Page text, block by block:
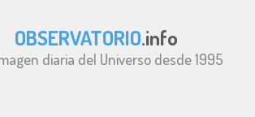
OBSERVATORIO.info
diaria del Universo desde 1995